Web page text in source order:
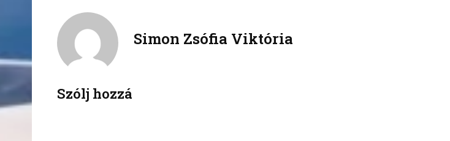
b
t
t
Simon Zsófia Viktória
Szólj hozzá